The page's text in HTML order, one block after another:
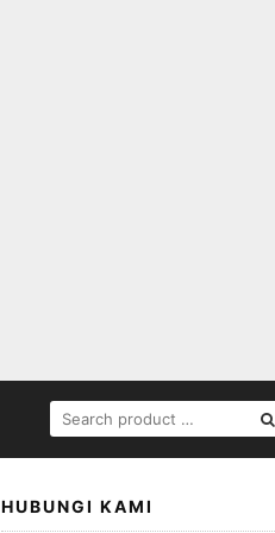
SEARCH
FOR:
HUBUNGI KAMI